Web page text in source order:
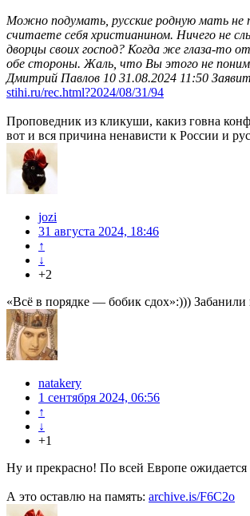
Можно подумать, русские родную мать не
считаете себя христианином. Ничего не
дворцы своих господ? Когда же глаза-то
обе стороны. Жаль, что Вы этого не
Дмитрий Павлов 10 31.08.2024 11:50
stihi.ru/rec.html?2024/08/31/94
Проповедник из кликуши, какиз говна
вот и вся причина ненависти к России и
jozi
31 августа 2024, 18:46
↑
↓
+2
«Всё в порядке — бобик сдох»:))) Забанили
natakery
1 сентября 2024, 06:56
↑
↓
+1
Ну и прекрасно! По всей Европе ожидается
А это оставлю на память: archive.is/F6C2o